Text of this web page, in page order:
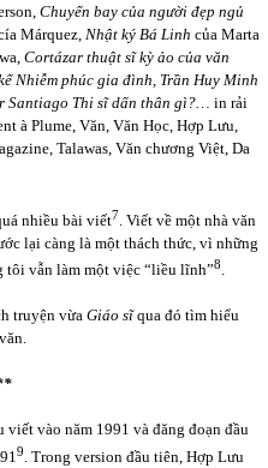
Chuyến bay của người đẹp ngủ
Márquez, Nhật ký Bá Linh của Marta
Cortázar thuật sĩ kỳ ảo của văn
Nhiễm phúc gia đình, Trần Huy Minh
Santiago Thi sĩ dấn thân gì?…
in rải
à Plume, Văn, Văn Học, Hợp Lưu,
Talawas, Văn chương Việt, Da
nhiều bài viết7 . Viết về một nhà văn
lại càng là một thách thức, vì những
tôi vẫn làm một việc “liều lĩnh”8.
truyện vừa Giáo sĩqua đó tìm hiểu
viết vào năm 1991 và đăng đoạn đầu
9 . Trong version đầu tiên, Hợp Lưu